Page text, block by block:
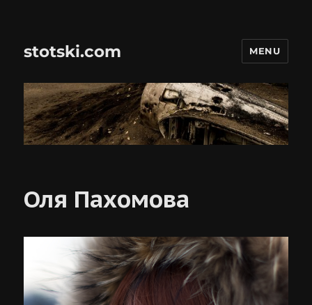
stotski.com MENU
Оля Пахомова